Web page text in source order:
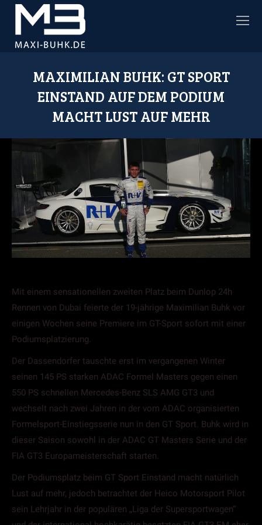
MAXIMILIAN BUHK: GT SPORT
EINSTAND AUF DEM PODIUM
MACHT LUST AUF MEHR
Mit einem sensationellen zweiten Platz beim Dunlop 24h
Rennen von Dubai feierte der 19-jährige Maximilian Buhk vor
einigen Wochen seine Premiere im GT-Sport sofort mit einer
Podiumsplatzierung.
Der Dassendorfer tauschte erst im vergangenen Winter
seinen 145 PS starken ADAC Formel Masters gegen einen
550 PS schnellen Mercedes-Benz SLS AMG GT3 und
wechselt nach zwei Jahren in der vom ADAC organisierten
Formelsport-Einstiegsserie nun in den GT Sport. Buhk wird in
dieser Saison sowohl in der ADAC GT Masters Serie und der
FIA GT3 Europameisterschaft starten.
Der Podiumsplatz beim GT Sport Einstand macht natürlich
Lust auf mehr, jedoch betrachtet der Heico Motorsport Pilot
sein Lehrjahr in der populären „Liga der Supersportwagen“